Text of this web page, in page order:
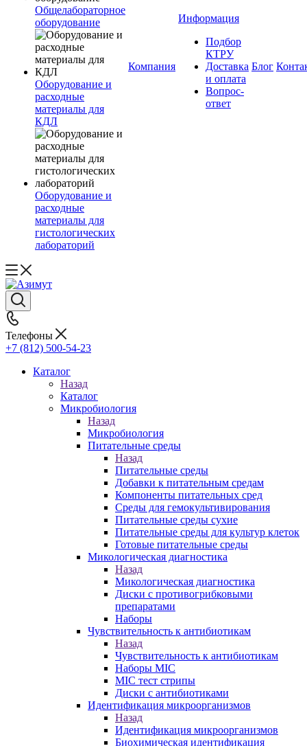
Общелабораторное
оборудование
Оборудование и
расходные
материалы для
КДЛ
Оборудование и
расходные
материалы для
гистологических
лабораторий
Компания
Информация
Подбор
КТРУ
Доставка
и оплата
Вопрос-
ответ
Блог
Телефоны
+7 (812) 500-54-23
Каталог
Назад
Каталог
Микробиология
Назад
Микробиология
Питательные среды
Назад
Питательные среды
Добавки к питательным средам
Компоненты питательных сред
Среды для гемокультивирования
Питательные среды сухие
Питательные среды для культур клеток
Готовые питательные среды
Микологическая диагностика
Назад
Микологическая диагностика
Диски с противогрибковыми
препаратами
Наборы
Чувствительность к антибиотикам
Назад
Чувствительность к антибиотикам
Наборы MIC
MIC тест стрипы
Диски с антибиотиками
Идентификация микроорганизмов
Назад
Идентификация микроорганизмов
Биохимическая идентификация